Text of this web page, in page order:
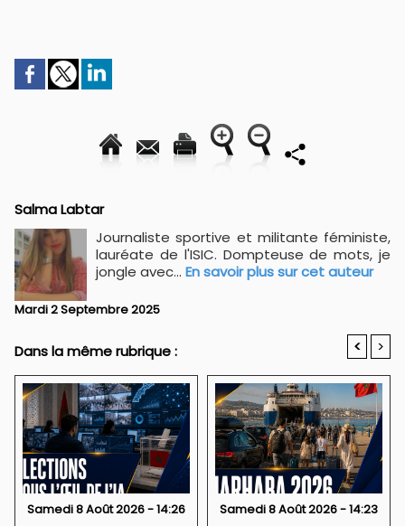
Salma Labtar
Journaliste sportive et militante féministe,
lauréate de l'ISIC. Dompteuse de mots, je
jongle avec... En savoir plus sur cet auteur
Mardi 2 Septembre 2025
Dans la même rubrique : < >
Samedi 8 Août 2026 - 14:26 Samedi 8 Août 2026 - 14:23